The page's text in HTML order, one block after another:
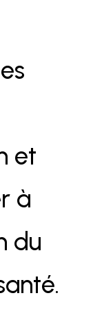
et
à
du